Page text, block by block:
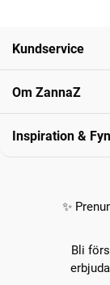
Kundservice
Om ZannaZ
Inspiration &
✨
Bli